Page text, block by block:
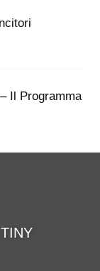
Il Programma